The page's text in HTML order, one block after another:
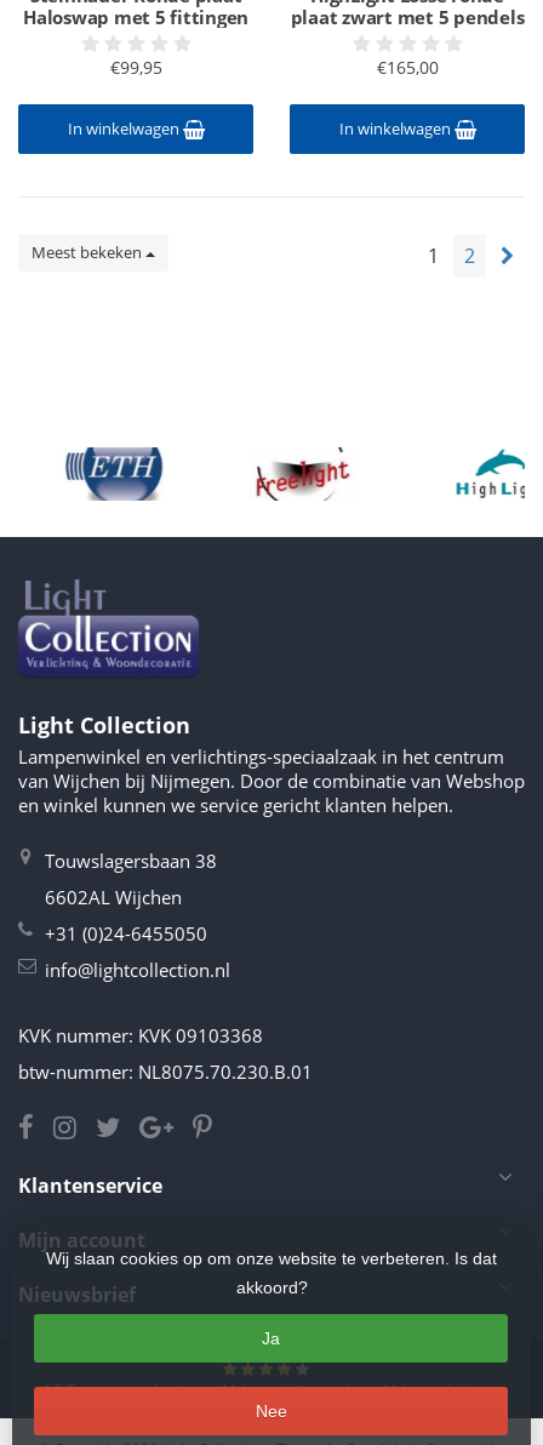
Haloswap met 5 fittingen
€99,95
In winkelwagen
plaat zwart met 5 pendels
€165,00
In winkelwagen
Meest bekeken 1 2
Light Collection
Lampenwinkel en verlichtings-speciaalzaak in het centrum
van Wijchen bij Nijmegen. Door de combinatie van Webshop
en winkel kunnen we service gericht klanten helpen.
Touwslagersbaan 38
6602AL Wijchen
+31 (0)24-6455050
info@lightcollection.nl
KVK nummer: KVK 09103368
btw-nummer: NL8075.70.230.B.01
Klantenservice
Mijn account
Nieuwsbrief
4.5/5sterren op basis van11beoordelingen.Lees 11 beoordelingen
Wij slaan cookies op om onze website te verbeteren. Is dat
akkoord?
Ja
Nee